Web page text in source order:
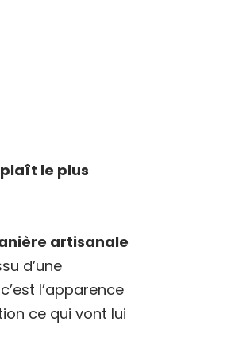
le plus
artisanale
d’une
l’apparence
ce qui vont lui